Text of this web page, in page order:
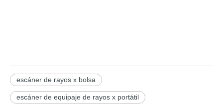
escáner de rayos x bolsa
escáner de equipaje de rayos x portátil